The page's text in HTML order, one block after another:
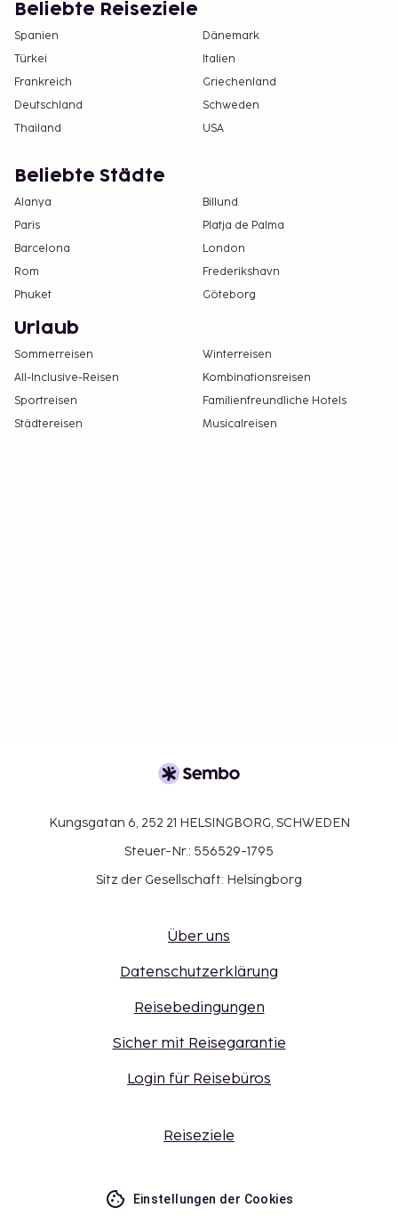
Beliebte Reiseziele
Spanien
Dänemark
Türkei
Italien
Frankreich
Griechenland
Deutschland
Schweden
Thailand
USA
Beliebte Städte
Alanya
Billund
Paris
Platja de Palma
Barcelona
London
Rom
Frederikshavn
Phuket
Göteborg
Urlaub
Sommerreisen
Winterreisen
All-Inclusive-Reisen
Kombinationsreisen
Sportreisen
Familienfreundliche Hotels
Städtereisen
Musicalreisen
Kungsgatan 6, 252 21 HELSINGBORG, SCHWEDEN
Steuer-Nr.: 556529-1795
Sitz der Gesellschaft: Helsingborg
Über uns
Datenschutzerklärung
Reisebedingungen
Sicher mit Reisegarantie
Login für Reisebüros
Reiseziele
Einstellungen der Cookies